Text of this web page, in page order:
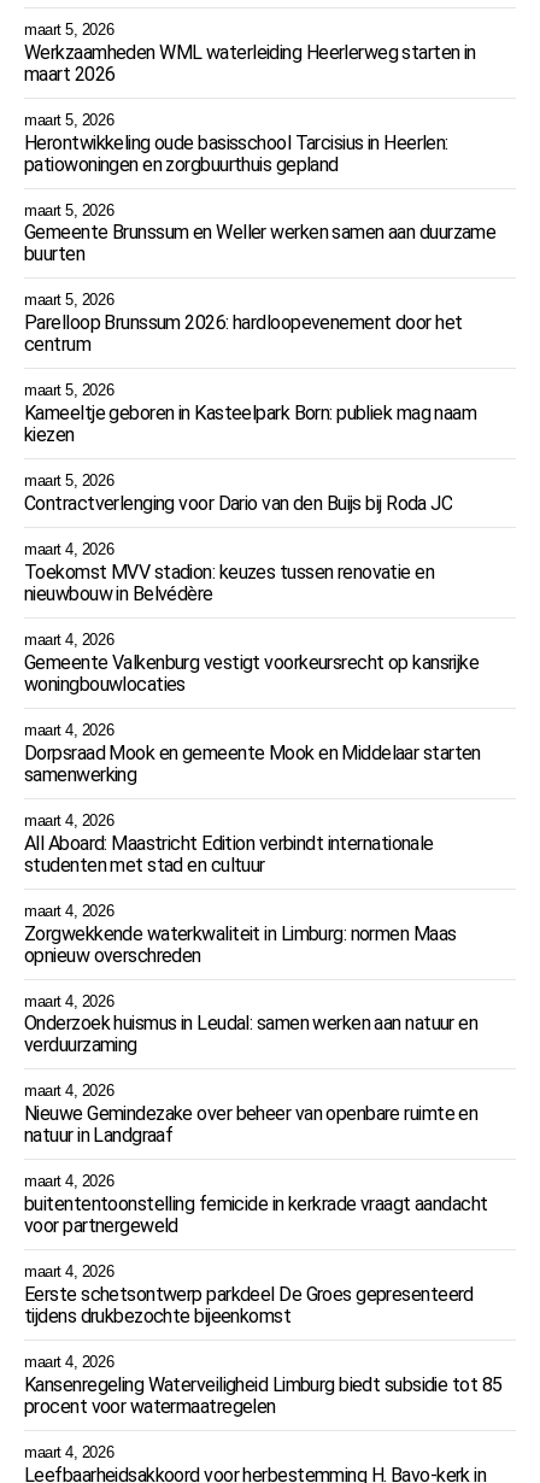
maart 5, 2026
Werkzaamheden WML waterleiding Heerlerweg starten in
maart 2026
maart 5, 2026
Herontwikkeling oude basisschool Tarcisius in Heerlen:
patiowoningen en zorgbuurthuis gepland
maart 5, 2026
Gemeente Brunssum en Weller werken samen aan duurzame
buurten
maart 5, 2026
Parelloop Brunssum 2026: hardloopevenement door het
centrum
maart 5, 2026
Kameeltje geboren in Kasteelpark Born: publiek mag naam
kiezen
maart 5, 2026
Contractverlenging voor Dario van den Buijs bij Roda JC
maart 4, 2026
Toekomst MVV stadion: keuzes tussen renovatie en
nieuwbouw in Belvédère
maart 4, 2026
Gemeente Valkenburg vestigt voorkeursrecht op kansrijke
woningbouwlocaties
maart 4, 2026
Dorpsraad Mook en gemeente Mook en Middelaar starten
samenwerking
maart 4, 2026
All Aboard: Maastricht Edition verbindt internationale
studenten met stad en cultuur
maart 4, 2026
Zorgwekkende waterkwaliteit in Limburg: normen Maas
opnieuw overschreden
maart 4, 2026
Onderzoek huismus in Leudal: samen werken aan natuur en
verduurzaming
maart 4, 2026
Nieuwe Gemindezake over beheer van openbare ruimte en
natuur in Landgraaf
maart 4, 2026
buitententoonstelling femicide in kerkrade vraagt aandacht
voor partnergeweld
maart 4, 2026
Eerste schetsontwerp parkdeel De Groes gepresenteerd
tijdens drukbezochte bijeenkomst
maart 4, 2026
Kansenregeling Waterveiligheid Limburg biedt subsidie tot 85
procent voor watermaatregelen
maart 4, 2026
Leefbaarheidsakkoord voor herbestemming H. Bavo-kerk in